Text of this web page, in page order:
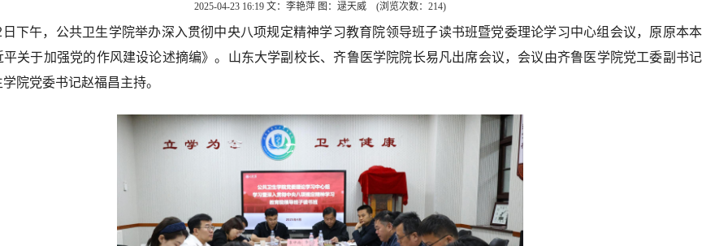
2025-04-23 16:19 文：李艳萍 图：逯天威 (浏览次数： 214)
下午，公共卫生学院举办深入贯彻中央八项规定精神学习教育院领导班子读书班暨党委理论学习中心组会议，原原本本
平关于加强党的作风建设论述摘编》。山东大学副校长、齐鲁医学院院长易凡出席会议，会议由齐鲁医学院党工委副书记
院党委书记赵福昌主持。